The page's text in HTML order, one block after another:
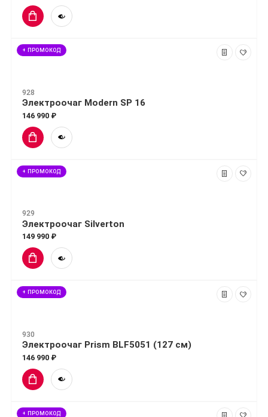
+ ПРОМОКОД
928
Электроочаг Modern SP 16
146 990 ₽
+ ПРОМОКОД
929
Электроочаг Silverton
149 990 ₽
+ ПРОМОКОД
930
Электроочаг Prism BLF5051 (127 см)
146 990 ₽
+ ПРОМОКОД